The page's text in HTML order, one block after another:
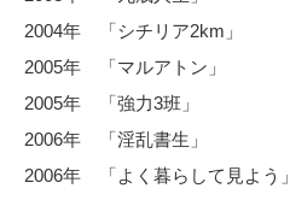
2004年 「シチリア2km」
2005年 「マルアトン」
2005年 「強力3班」
2006年 「淫乱書生」
2006年 「よく暮らして見よう」